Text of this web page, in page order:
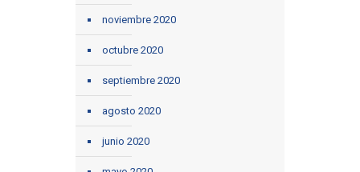
noviembre 2020
octubre 2020
septiembre 2020
agosto 2020
junio 2020